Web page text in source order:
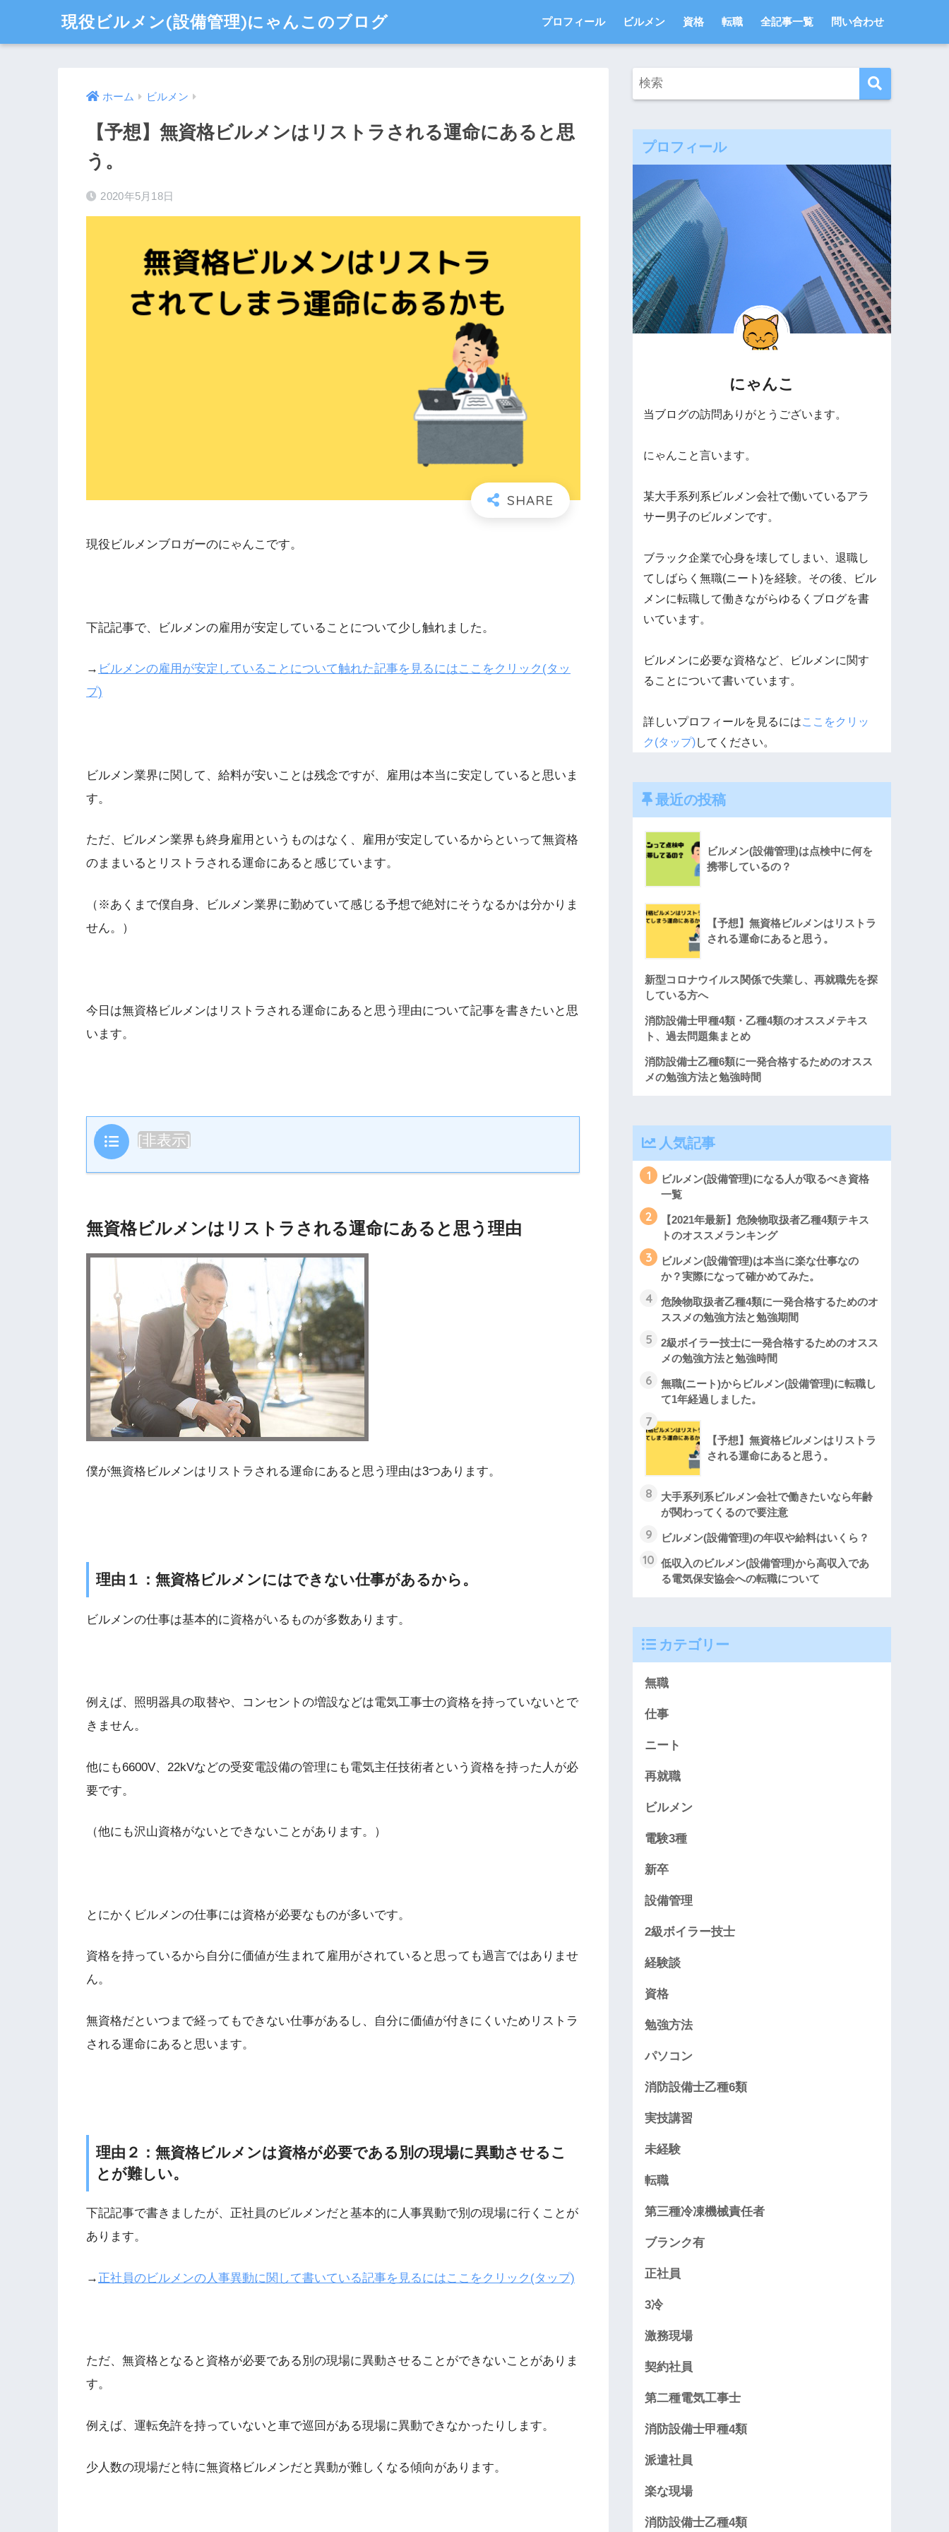
現役ビルメン(設備管理)にゃんこのブログ プロフィール ビルメン 資格 転職 全記事一覧 問い合わせ
ホーム ビルメン
【予想】無資格ビルメンはリストラされる運命にあると思
う。
2020年5月18日
現役ビルメンブロガーのにゃんこです。
下記記事で、ビルメンの雇用が安定していることについて少し触れました。
→ ビルメンの雇用が安定していることについて触れた記事を見るにはここをクリック(タッ
プ)
ビルメン業界に関して、給料が安いことは残念ですが、雇用は本当に安定していると思いま
す。
ただ、ビルメン業界も終身雇用というものはなく、雇用が安定しているからといって無資格
のままいるとリストラされる運命にあると感じています。
（※あくまで僕自身、ビルメン業界に勤めていて感じる予想で絶対にそうなるかは分かりま
せん。）
今日は無資格ビルメンはリストラされる運命にあると思う理由について記事を書きたいと思
います。
目次 [非表示]
無資格ビルメンはリストラされる運命にあると思う理由
僕が無資格ビルメンはリストラされる運命にあると思う理由は3つあります。
理由１：無資格ビルメンにはできない仕事があるから。
ビルメンの仕事は基本的に資格がいるものが多数あります。
例えば、照明器具の取替や、コンセントの増設などは電気工事士の資格を持っていないとで
きません。
他にも6600V、22kVなどの受変電設備の管理にも電気主任技術者という資格を持った人が必
要です。
（他にも沢山資格がないとできないことがあります。）
とにかくビルメンの仕事には資格が必要なものが多いです。
資格を持っているから自分に価値が生まれて雇用がされていると思っても過言ではありませ
ん。
無資格だといつまで経ってもできない仕事があるし、自分に価値が付きにくいためリストラ
される運命にあると思います。
理由２：無資格ビルメンは資格が必要である別の現場に異動させるこ
とが難しい。
下記記事で書きましたが、正社員のビルメンだと基本的に人事異動で別の現場に行くことが
あります。
→ 正社員のビルメンの人事異動に関して書いている記事を見るにはここをクリック(タップ)
ただ、無資格となると資格が必要である別の現場に異動させることができないことがありま
す。
例えば、運転免許を持っていないと車で巡回がある現場に異動できなかったりします。
少人数の現場だと特に無資格ビルメンだと異動が難しくなる傾向があります。
プロフィール
にゃんこ
当ブログの訪問ありがとうございます。
にゃんこと言います。
某大手系列系ビルメン会社で働いているアラ
サー男子のビルメンです。
ブラック企業で心身を壊してしまい、退職し
てしばらく無職(ニート)を経験。その後、ビル
メンに転職して働きながらゆるくブログを書
いています。
ビルメンに必要な資格など、ビルメンに関す
ることについて書いています。
詳しいプロフィールを見るにはここをクリッ
ク(タップ)してください。
最近の投稿
ビルメン(設備管理)は点検中に何を
携帯しているの？
【予想】無資格ビルメンはリストラ
される運命にあると思う。
新型コロナウイルス関係で失業し、再就職先を探
している方へ
消防設備士甲種4類・乙種4類のオススメテキス
ト、過去問題集まとめ
消防設備士乙種6類に一発合格するためのオスス
メの勉強方法と勉強時間
人気記事
1
ビルメン(設備管理)になる人が取るべき資格
一覧
2
【2021年最新】危険物取扱者乙種4類テキス
トのオススメランキング
3
ビルメン(設備管理)は本当に楽な仕事なの
か？実際になって確かめてみた。
4
危険物取扱者乙種4類に一発合格するためのオ
ススメの勉強方法と勉強期間
5
2級ボイラー技士に一発合格するためのオスス
メの勉強方法と勉強時間
6
無職(ニート)からビルメン(設備管理)に転職し
て1年経過しました。
7
【予想】無資格ビルメンはリストラ
される運命にあると思う。
8
大手系列系ビルメン会社で働きたいなら年齢
が関わってくるので要注意
9 ビルメン(設備管理)の年収や給料はいくら？
10 低収入のビルメン(設備管理)から高収入であ
る電気保安協会への転職について
カテゴリー
無職
仕事
ニート
再就職
ビルメン
電験3種
新卒
設備管理
2級ボイラー技士
経験談
資格
勉強方法
パソコン
消防設備士乙種6類
実技講習
未経験
転職
第三種冷凍機械責任者
ブランク有
正社員
3冷
激務現場
契約社員
第二種電気工事士
消防設備士甲種4類
派遣社員
楽な現場
消防設備士乙種4類